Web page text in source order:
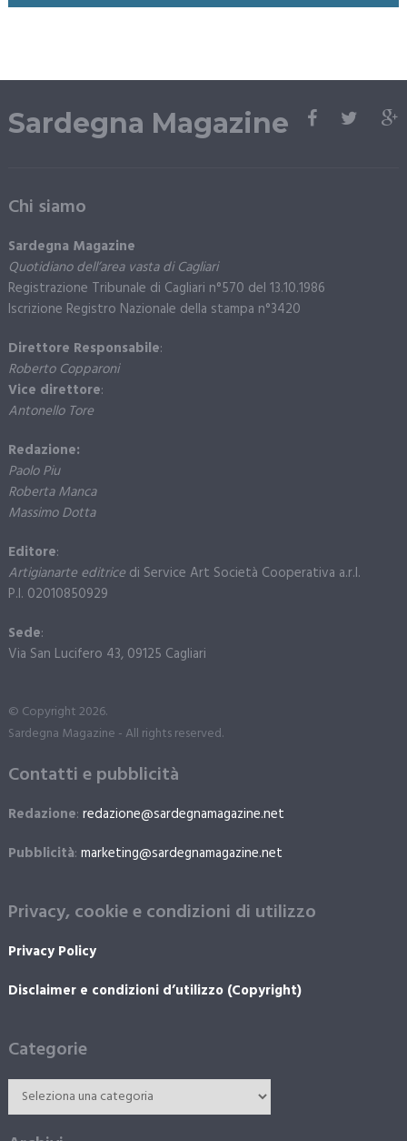
Sardegna Magazine
Chi siamo
Sardegna Magazine
Quotidiano dell’area vasta di Cagliari
Registrazione Tribunale di Cagliari n°570 del 13.10.1986
Iscrizione Registro Nazionale della stampa n°3420
Direttore Responsabile:
Roberto Copparoni
Vice direttore:
Antonello Tore
Redazione:
Paolo Piu
Roberta Manca
Massimo Dotta
Editore:
Artigianarte editricedi Service Art Società Cooperativa a.r.l.
P.I. 02010850929
Sede:
Via San Lucifero 43, 09125 Cagliari
© Copyright 2026.
Sardegna Magazine - All rights reserved.
Contatti e pubblicità
Redazione: redazione@sardegnamagazine.net
Pubblicità: marketing@sardegnamagazine.net
Privacy, cookie e condizioni di utilizzo
Privacy Policy
Disclaimer e condizioni d’utilizzo (Copyright)
Categorie